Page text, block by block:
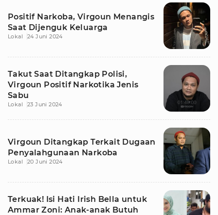
Positif Narkoba, Virgoun Menangis
Saat Dijenguk Keluarga
Lokal 24 Juni 2024
Takut Saat Ditangkap Polisi,
Virgoun Positif Narkotika Jenis
Sabu
Lokal 23 Juni 2024
Virgoun Ditangkap Terkait Dugaan
Penyalahgunaan Narkoba
Lokal 20 Juni 2024
Terkuak! Isi Hati Irish Bella untuk
Ammar Zoni: Anak-anak Butuh